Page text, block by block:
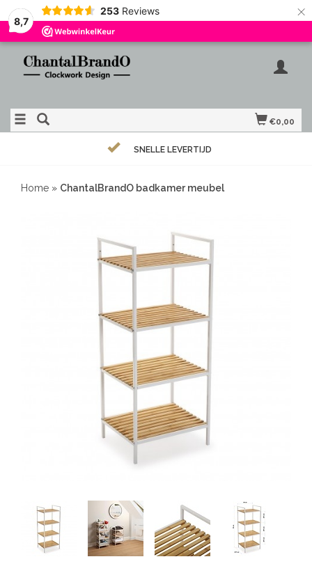
8,7
253 Reviews ×
€0,00
SNELLE LEVERTIJD
Home » ChantalBrandO badkamer meubel